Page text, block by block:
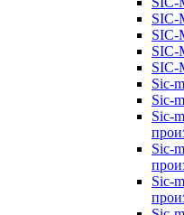
SIC-
SIC-
SIC-
SIC-
Sic-
Sic-
Sic-
Sic-
Sic-